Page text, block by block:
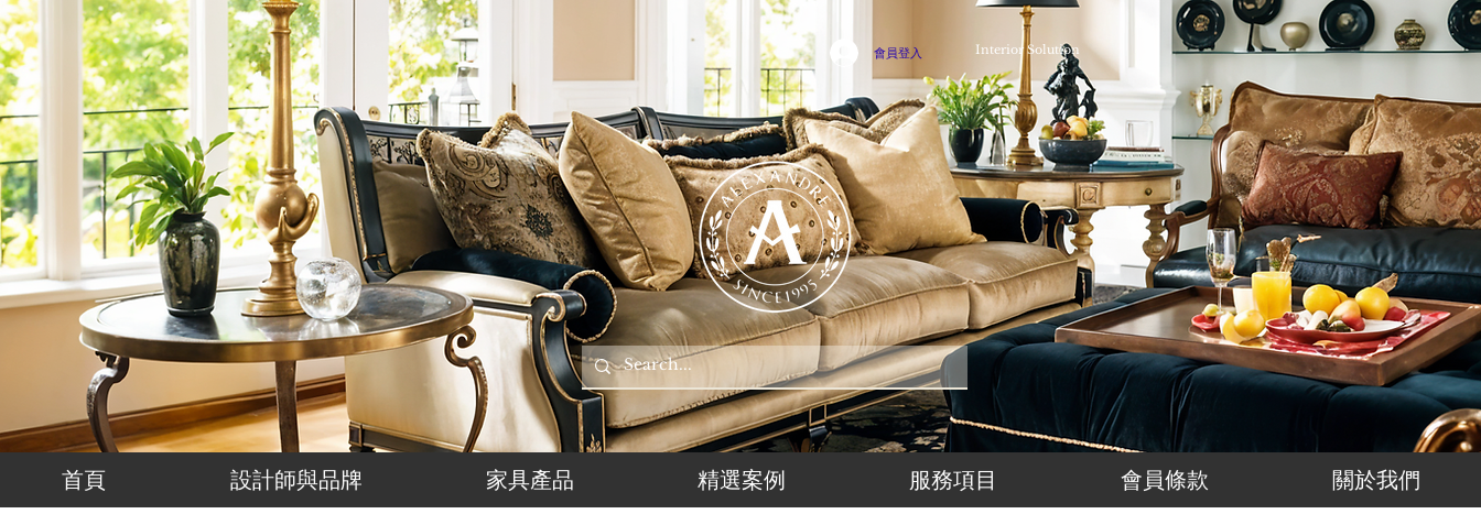
Interior Solution
會員登入
首頁 設計師與品牌 家具產品 精選案例 服務項目 會員條款 關於我們